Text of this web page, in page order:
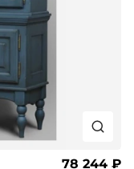
78 244 ₽